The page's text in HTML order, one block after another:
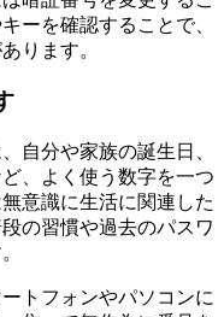
ーを確認することで、
ります。
自分や家族の誕生日、
、よく使う数字を一つ
意識に生活に関連した
の習慣や過去のパスワ
トフォンやパソコンに